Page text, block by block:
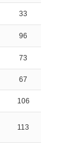
33
96
73
67
106
113